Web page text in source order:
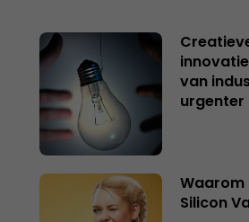
van
urgenter
Waarom
Silicon